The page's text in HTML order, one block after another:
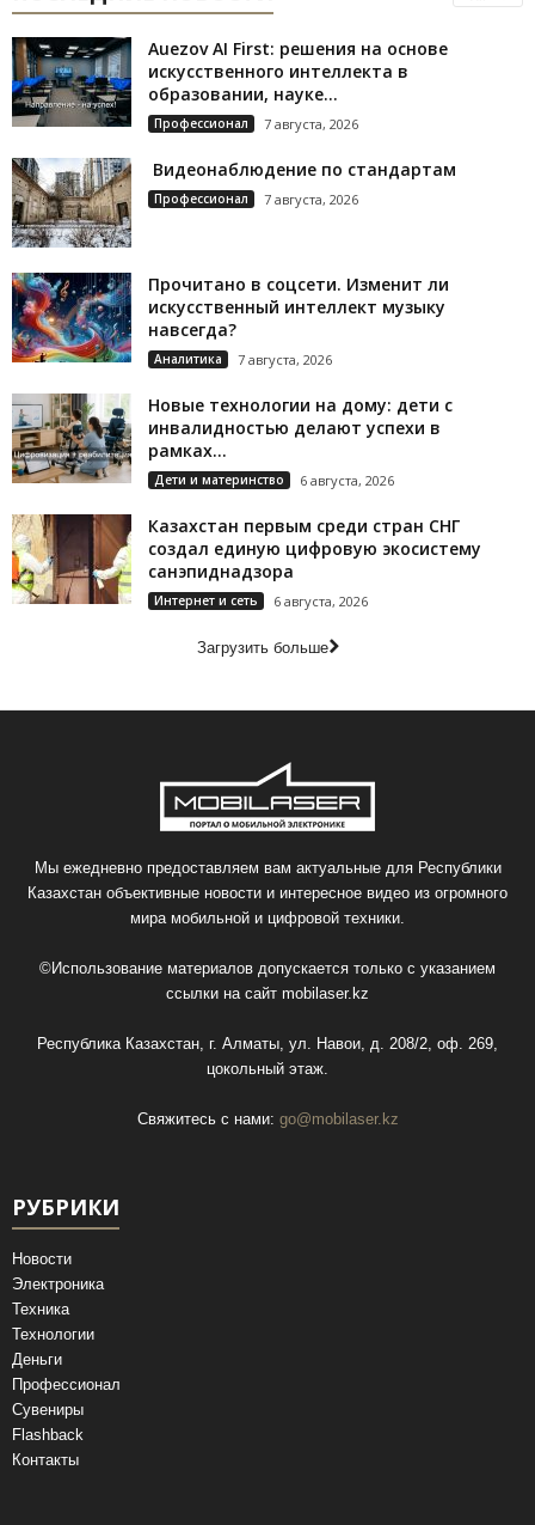
Auezov AI First: решения на основе
искусственного интеллекта в
образовании, науке...
Профессионал 7 августа, 2026
Видеонаблюдение по стандартам
Профессионал 7 августа, 2026
Прочитано в соцсети. Изменит ли
искусственный интеллект музыку
навсегда?
Аналитика 7 августа, 2026
Новые технологии на дому: дети с
инвалидностью делают успехи в
рамках...
Дети и материнство 6 августа, 2026
Казахстан первым среди стран СНГ
создал единую цифровую экосистему
санэпиднадзора
Интернет и сеть 6 августа, 2026
Загрузить больше
Мы ежедневно предоставляем вам актуальные для Республики
Казахстан объективные новости и интересное видео из огромного
мира мобильной и цифровой техники.
©Использование материалов допускается только с указанием
ссылки на сайт mobilaser.kz
Республика Казахстан, г. Алматы, ул. Навои, д. 208/2, оф. 269,
цокольный этаж.
Свяжитесь с нами: go@mobilaser.kz
РУБРИКИ
Новости
Электроника
Техника
Технологии
Деньги
Профессионал
Сувениры
Flashback
Контакты